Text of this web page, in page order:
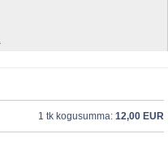
1 tk kogusumma: 12,00 EUR